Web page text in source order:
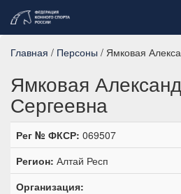
Главная / Персоны / Ямковая
Ямковая
Сергеевна
Рег № ФКСР: 069507
Регион: Алтай Респ
Организация: